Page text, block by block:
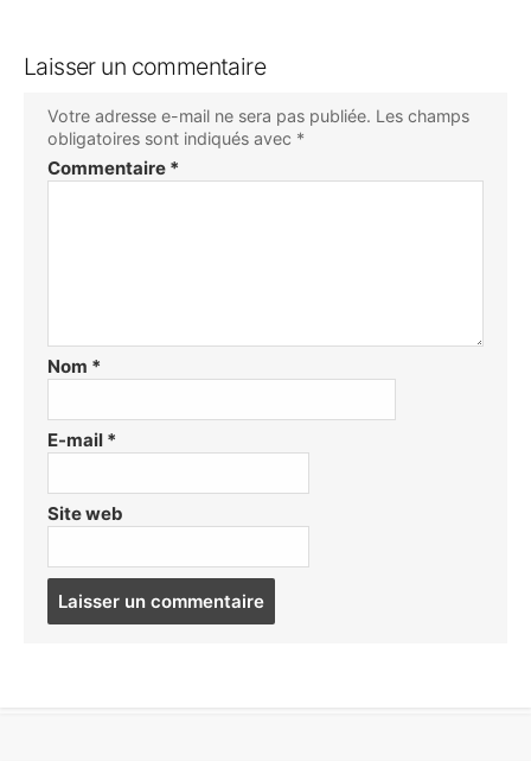
Laisser un commentaire
Votre adresse e-mail ne sera pas publiée. Les champs
obligatoires sont indiqués avec *
Commentaire *
Nom *
E-mail *
Site web